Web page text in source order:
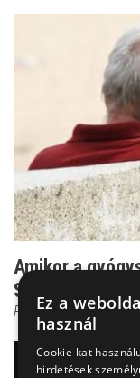
Amikor a
Szkizofrénia
Prof. Dr. Bánki M.
Ez a
használ
Cookie-kat
hirdetések